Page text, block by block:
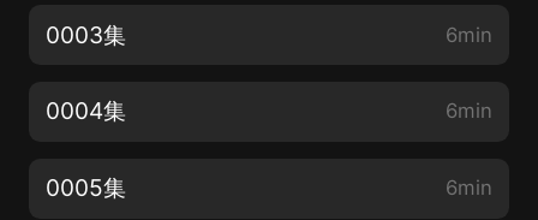
0003集 6min
0004集 6min
0005集 6min